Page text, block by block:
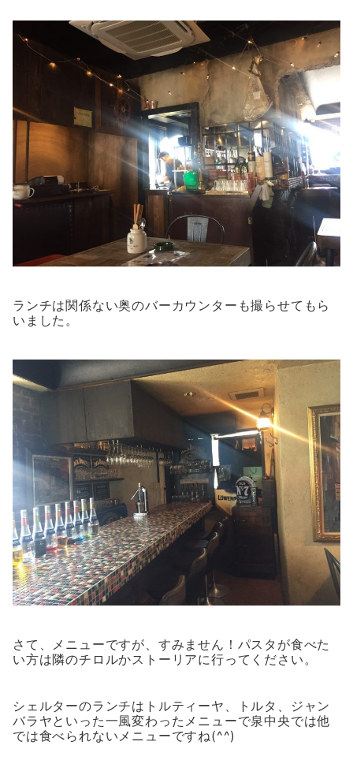
ランチは関係ない奥のバーカウンターも撮らせてもら
いました。
さて、メニューですが、すみません！パスタが食べた
い方は隣のチロルかストーリアに行ってください。
シェルターのランチはトルティーヤ、トルタ、ジャン
バラヤといった一風変わったメニューで泉中央では他
では食べられないメニューですね(^^)